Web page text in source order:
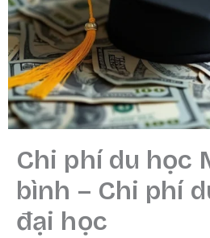
Chi phí du học
bình – Chi phí
đại học